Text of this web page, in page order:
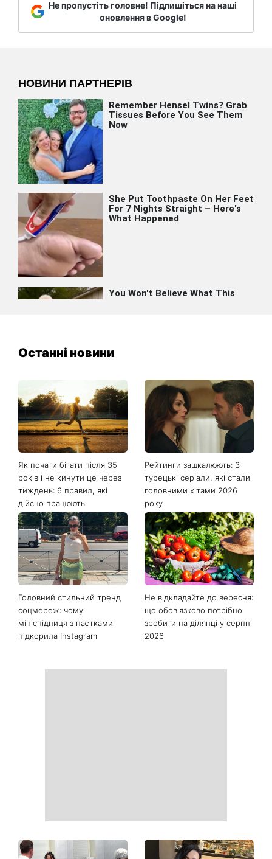
Не пропустіть головне! Підпишіться на наші
оновлення в Google!
Останні новини
Як почати бігати після 35
років і не кинути це через
тиждень: 6 правил, які
дійсно працюють
Рейтинги зашкалюють: 3
турецькі серіали, які стали
головними хітами 2026
року
Головний стильний тренд
соцмереж: чому
мініспідниця з паєтками
підкорила Instagram
Не відкладайте до вересня:
що обов'язково потрібно
зробити на ділянці у серпні
2026